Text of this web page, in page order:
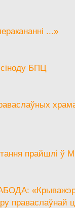
...»
БПЦ
прайшлі ў
праваслаўнай